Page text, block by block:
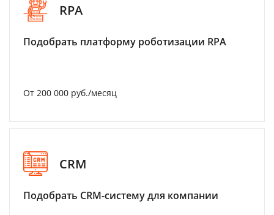
RPA
Подобрать платформу роботизации RPA
От 200 000 руб./месяц
CRM
Подобрать CRM-систему для компании